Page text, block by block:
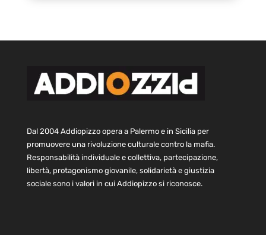
Dal 2004 Addiopizzo opera a Palermo e in Sicilia per
promuovere una rivoluzione culturale contro la mafia.
Responsabilità individuale e collettiva, partecipazione,
libertà, protagonismo giovanile, solidarietà e giustizia
sociale sono i valori in cui Addiopizzo si riconosce.